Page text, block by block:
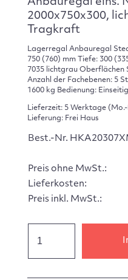
Anbauregal eins.
2000x750x300,
Tragkraft
Lagerregal Anbauregal
750 (760) mm Tiefe: 300
7035 lichtgrau Oberflächen
Anzahl der Fachebenen: 5
1600 kg Bedienung: Einseitig
Lieferzeit: 5 Werktage (Mo.-
Lieferung: Frei Haus
Best.-Nr.
Preis ohne MwSt.:
Lieferkosten:
Preis inkl. MwSt.: